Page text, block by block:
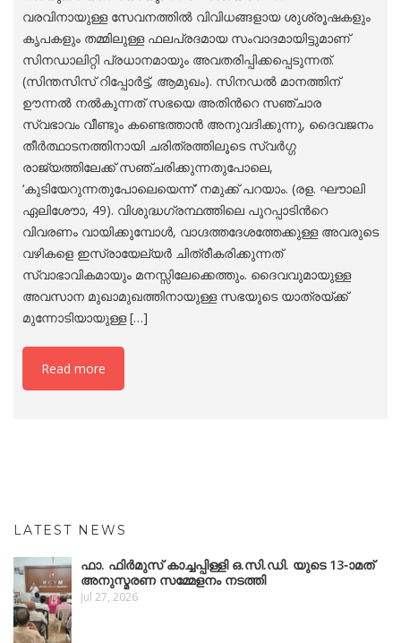
വരവിനായുള്ള സേവനത്തില്‍ വിവിധങ്ങളായ ശുശ്രൂഷകളും
കൃപകളും തമ്മിലുള്ള ഫലപ്രദമായ സംവാദമായിട്ടുമാണ്
സിനഡാലിറ്റി പ്രധാനമായും അവതരിപ്പിക്കപ്പെടുന്നത്.
(സിന്തസിസ് റിപ്പോര്‍ട്ട്, ആമുഖം). സിനഡല്‍ മാനത്തിന്
ഊന്നല്‍ നല്‍കുന്നത് സഭയെ അതിന്‍റെ സഞ്ചാര
സ്വഭാവം വീണ്ടും കണ്ടെത്താന്‍ അനുവദിക്കുന്നു, ദൈവജനം
തീര്‍ത്ഥാടനത്തിനായി ചരിത്രത്തിലൂടെ സ്വര്‍ഗ്ഗ
രാജ്യത്തിലേക്ക് സഞ്ചരിക്കുന്നതുപോലെ,
‘കുടിയേറുന്നതുപോലെയെന്ന്’ നമുക്ക് പറയാം. (രള. ഘൗാലി
ഏലിശേൗാ, 49). വിശുദ്ധഗ്രന്ഥത്തിലെ പുറപ്പാടിന്‍റെ
വിവരണം വായിക്കുമ്പോള്‍, വാഗ്ദത്തദേശത്തേക്കുള്ള അവരുടെ
വഴികളെ ഇസ്രായേല്യര്‍ ചിത്രീകരിക്കുന്നത്
സ്വാഭാവികമായും മനസ്സിലേക്കെത്തും. ദൈവവുമായുള്ള
അവസാന മുഖാമുഖത്തിനായുള്ള സഭയുടെ യാത്രയ്ക്ക്
മുന്നോടിയായുള്ള […]
Read more
LATEST NEWS
ഫാ. ഫിർമുസ് കാച്ചപ്പിള്ളി ഒ.സി.ഡി. യുടെ 13-ാമത്
അനുസ്മരണ സമ്മേളനം നടത്തി
Jul 27, 2026